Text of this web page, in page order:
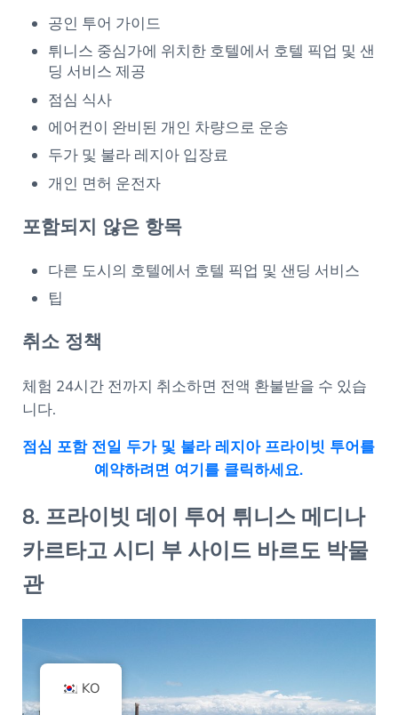
공인 투어 가이드
튀니스 중심가에 위치한 호텔에서 호텔 픽업 및 샌
딩 서비스 제공
점심 식사
에어컨이 완비된 개인 차량으로 운송
두가 및 불라 레지아 입장료
개인 면허 운전자
포함되지 않은 항목
다른 도시의 호텔에서 호텔 픽업 및 샌딩 서비스
팁
취소 정책
체험 24시간 전까지 취소하면 전액 환불받을 수 있습
니다.
점심 포함 전일 두가 및 불라 레지아 프라이빗 투어를
예약하려면 여기를 클릭하세요.
8. 프라이빗 데이 투어 튀니스 메디나
카르타고 시디 부 사이드 바르도 박물
관
KO